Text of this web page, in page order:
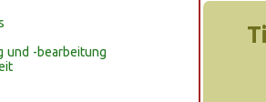
und -bearbeitung